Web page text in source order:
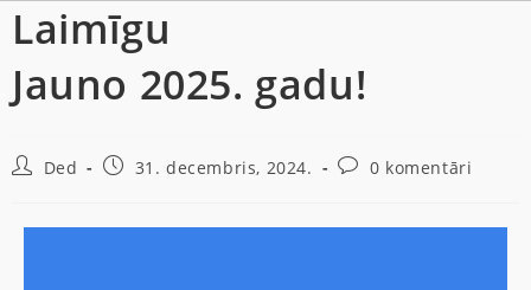
Laimīgu
Jauno 2025. gadu!
Ded 31. decembris, 2024. 0 komentāri